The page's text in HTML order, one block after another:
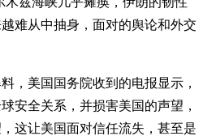
难从中抽身，面对的舆论和外交
，美国国务院收到的电报显示，
安全关系，并损害美国的声望，
这让美国面对信任流失，甚至是